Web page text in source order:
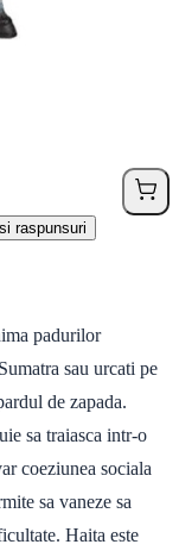
raspunsuri
padurilor
sau urcati pe
de zapada.
sa traiasca intr-o
coeziunea sociala
sa vaneze sa
Haita este